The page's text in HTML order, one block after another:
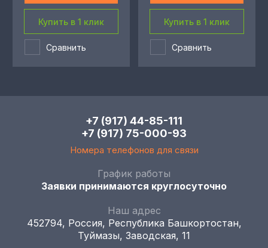
Купить в 1 клик
Сравнить
Купить в 1 клик
Сравнить
+7 (917) 44-85-111
+7 (917) 75-000-93
Номера телефонов для связи
График работы
Заявки принимаются круглосуточно
Наш адрес
452794, Россия, Республика Башкортостан,
Туймазы, Заводская, 11